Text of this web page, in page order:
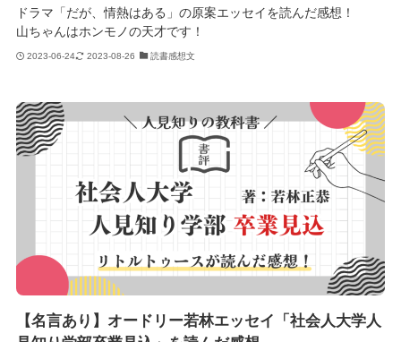
ドラマ「だが、情熱はある」の原案エッセイを読んだ感想！
山ちゃんはホンモノの天才です！
2023-06-24 2023-08-26 読書感想文
【名言あり】オードリー若林エッセイ「社会人大学人